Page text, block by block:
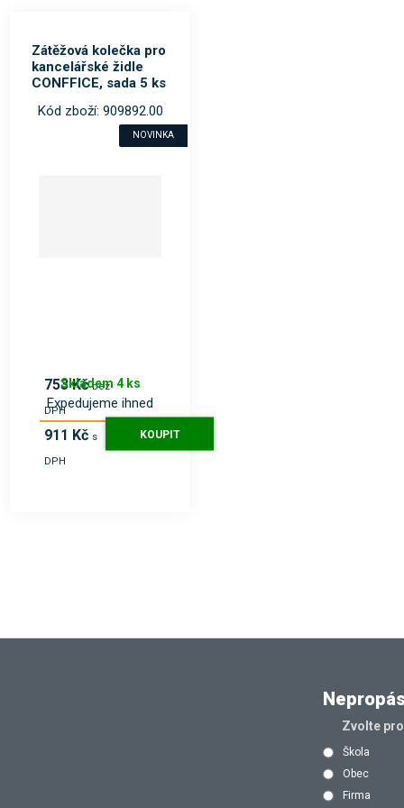
Zátěžová kolečka pro
kancelářské židle
CONFFICE, sada 5 ks
Kód zboží: 909892.00
NOVINKA
753 Kčbez
DPH
911 Kč s
DPH
Skladem 4 ks
Expedujeme ihned
KOUPIT
Zvolte
Škola
Obec
Firma